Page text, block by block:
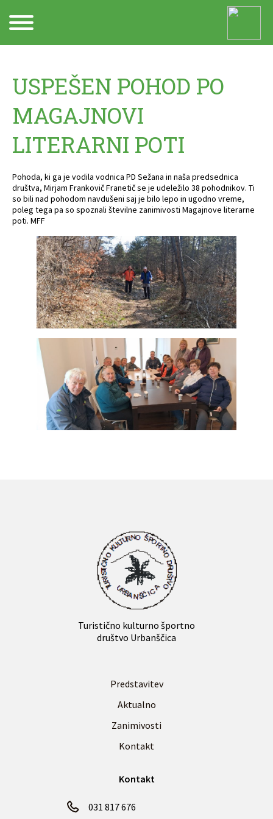
USPEŠEN POHOD PO
MAGAJNOVI
LITERARNI POTI
Pohoda, ki ga je vodila vodnica PD Sežana in naša predsednica
društva, Mirjam Frankovič Franetič se je udeležilo 38 pohodnikov. Ti
so bili nad pohodom navdušeni saj je bilo lepo in ugodno vreme,
poleg tega pa so spoznali številne zanimivosti Magajnove literarne
poti. MFF
Turistično kulturno športno
društvo Urbanščica
Predstavitev
Aktualno
Zanimivosti
Kontakt
Kontakt
031 817 676